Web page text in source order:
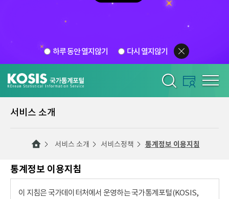
하루 동안 열지않기 다시 열지않기
서비스 소개
서비스 소개 서비스정책 통계정보 이용지침
통계정보 이용지침
이 지침은 국가데이터처에서 운영하는 국가통계포털(KOSIS,